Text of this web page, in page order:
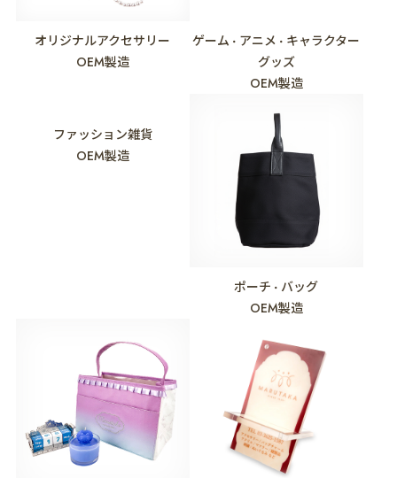
オリジナルアクセサリー
OEM製造
ゲーム ・ アニメ ・ キャラクター
グッズ
OEM製造
ポーチ ・ バッグ
OEM製造